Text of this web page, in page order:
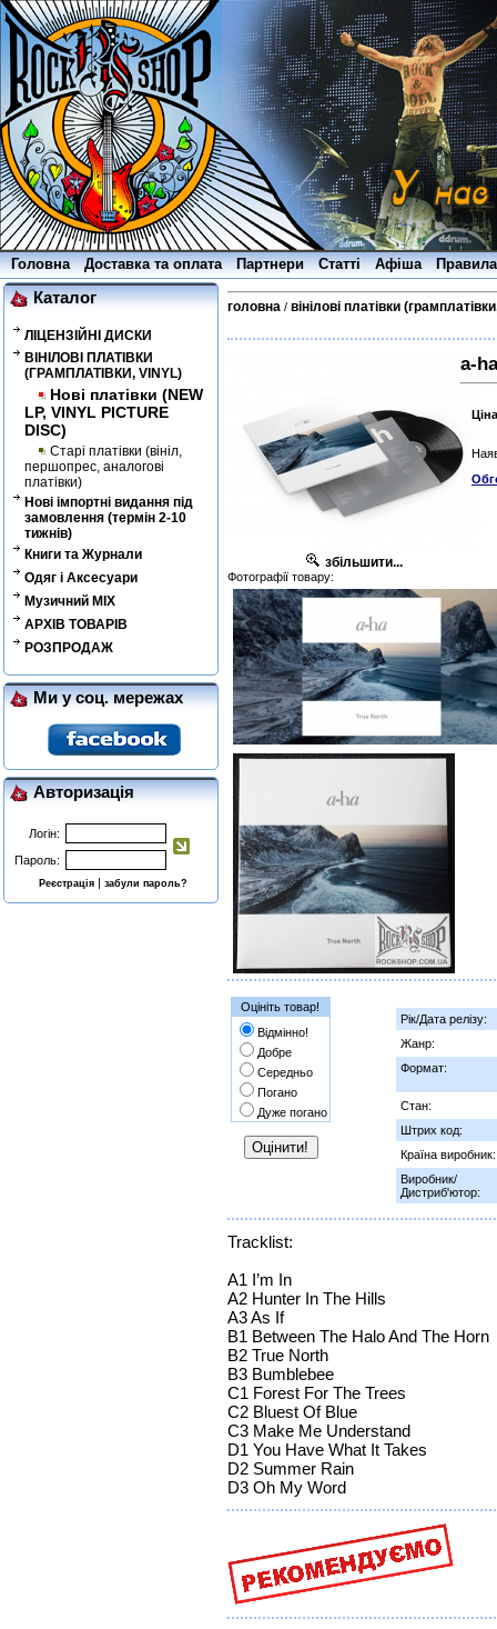
Головна Доставка та оплата Партнери Статті Афіша
Каталог
ЛІЦЕНЗІЙНІ ДИСКИ
ВІНІЛОВІ ПЛАТІВКИ
(ГРАМПЛАТІВКИ, VINYL)
Нові платівки (NEW
LP, VINYL PICTURE
DISC)
Старі платівки (вініл,
першопрес, аналогові
платівки)
Нові імпортні видання під
замовлення (термін 2-10
тижнів)
Книги та Журнали
Одяг і Аксесуари
Музичний MIX
АРХІВ ТОВАРІВ
РОЗПРОДАЖ
Ми у соц. мережах
Авторизація
Логін:
Пароль:
Реєстрація |забули пароль?
головна / вінілові платівки
збільшити...
Фотографії товару:
a-
Оцініть товар!
Відмінно!
Добре
Середньо
Погано
Дуже погано
Рік/Дата релізу:
Жанр:
Формат:
Стан:
Штрих код:
Країна виробник:
Виробник/
Дистриб'ютор:
Tracklist:
A1 I’m In
A2 Hunter In The Hills
A3 As If
B1 Between The Halo And The Horn
B2 True North
B3 Bumblebee
C1 Forest For The Trees
C2 Bluest Of Blue
C3 Make Me Understand
D1 You Have What It Takes
D2 Summer Rain
D3 Oh My Word